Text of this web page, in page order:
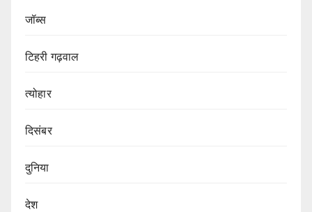
जॉब्स
टिहरी गढ़वाल
त्योहार
दिसंबर
दुनिया
देश